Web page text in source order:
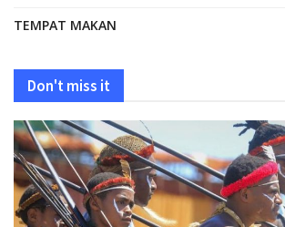
TEMPAT MAKAN
Don't miss it